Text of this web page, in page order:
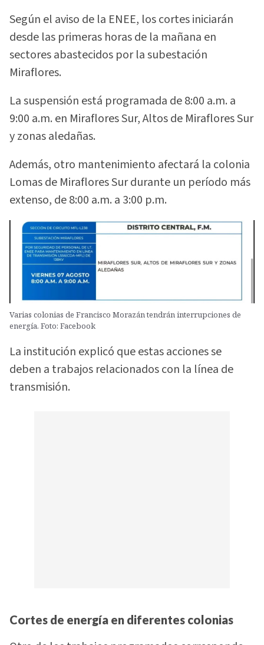
Según el aviso de la ENEE, los cortes iniciarán
desde las primeras horas de la mañana en
sectores abastecidos por la subestación
Miraflores.
La suspensión está programada de 8:00 a.m. a
9:00 a.m. en Miraflores Sur, Altos de Miraflores Sur
y zonas aledañas.
Además, otro mantenimiento afectará la colonia
Lomas de Miraflores Sur durante un período más
extenso, de 8:00 a.m. a 3:00 p.m.
Varias colonias de Francisco Morazán tendrán interrupciones de
energía. Foto: Facebook
La institución explicó que estas acciones se
deben a trabajos relacionados con la línea de
transmisión.
Cortes de energía en diferentes colonias